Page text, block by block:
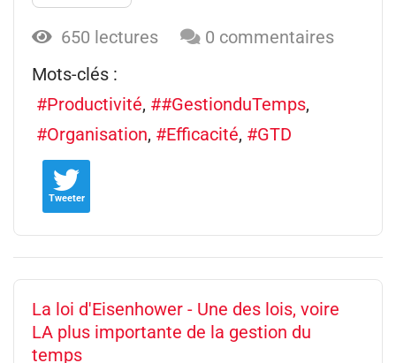
650 lectures
0 commentaires
Mots-clés :
Productivité
#GestionduTemps
Organisation
Efficacité GTD
Tweeter
La loi d'Eisenhower - Une des lois, voire
LA plus importante de la gestion du
temps